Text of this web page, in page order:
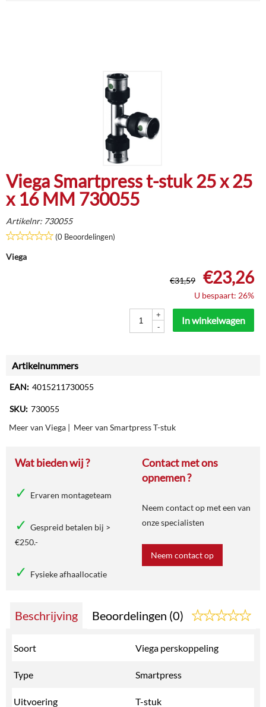
Viega Smartpress t-stuk 25 x 25
x 16 MM 730055
Artikelnr: 730055
(0 Beoordelingen)
Viega
€31,59 €23,26
U bespaart: 26%
+
-
In winkelwagen
Artikelnummers
EAN: 4015211730055
SKU: 730055
Meer van Viega | Meer van Smartpress T-stuk
Wat bieden wij ?
Ervaren montageteam
Gespreid betalen bij >
€250.-
Fysieke afhaallocatie
Contact met ons
opnemen ?
Neem contact op met een van
onze specialisten
Neem contact op
Beschrijving Beoordelingen (0)
Soort Viega perskoppeling
Type Smartpress
Uitvoering T-stuk